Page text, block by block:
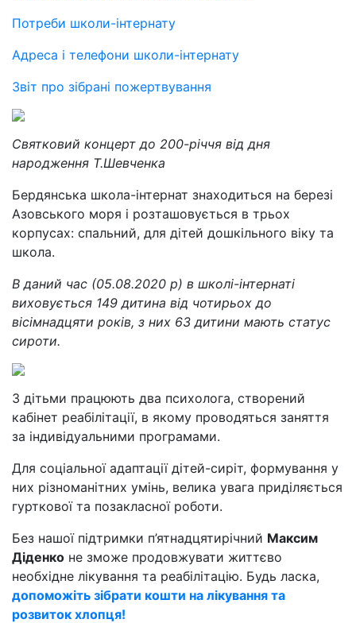
Потреби школи-інтернату
Адреса і телефони школи-інтернату
Звіт про зібрані пожертвування
Святковий концерт до 200-річчя від дня
народження Т.Шевченка
Бердянська школа-інтернат знаходиться на березі
Азовського моря і розташовується в трьох
корпусах: спальний, для дітей дошкільного віку та
школа.
В даний час (05.08.2020 р) в школі-інтернаті
виховується 149 дитина від чотирьох до
вісімнадцяти років, з них 63 дитини мають статус
сироти.
З дітьми працюють два психолога, створений
кабінет реабілітації, в якому проводяться заняття
за індивідуальними програмами.
Для соціальної адаптації дітей-сиріт, формування у
них різноманітних умінь, велика увага приділяється
гурткової та позакласної роботи.
Без нашої підтримки п’ятнадцятирічний Максим
Діденко не зможе продовжувати життєво
необхідне лікування та реабілітацію. Будь ласка,
допоможіть зібрати кошти на лікування та
розвиток хлопця!